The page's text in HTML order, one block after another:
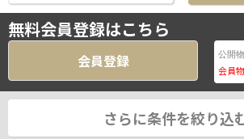
無料会員登録はこちら
会員登録 公開
会員
さらに条件を絞り込